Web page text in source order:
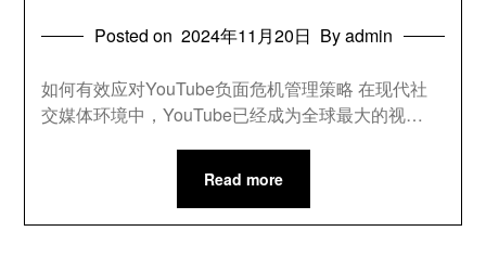
Posted on 2024年11月20日 By admin
如何有效应对YouTube负面危机管理策略 在现代社
交媒体环境中，YouTube已经成为全球最大的视…
Read more